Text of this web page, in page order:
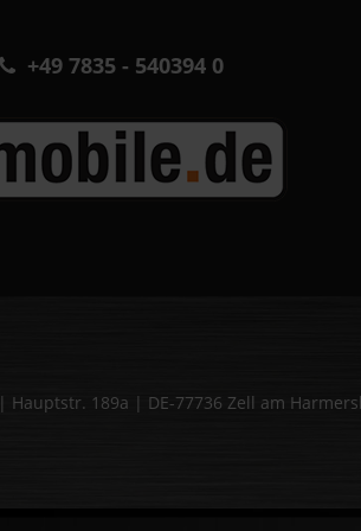
+49 7835 - 540394 0
| Hauptstr. 189a | DE-77736 Zell am